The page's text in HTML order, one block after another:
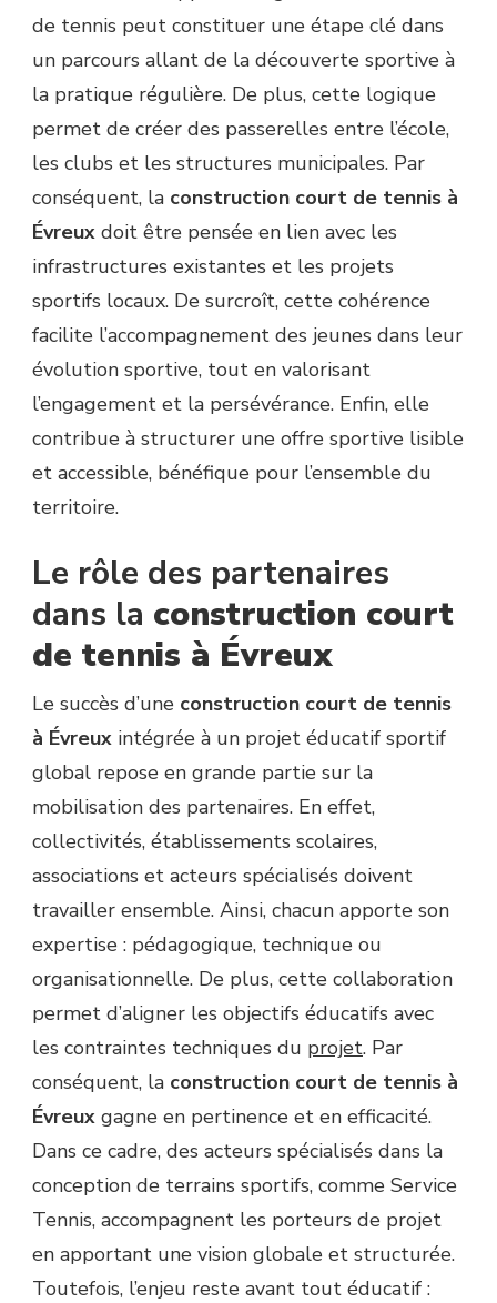
de tennis peut constituer une étape clé dans
un parcours allant de la découverte sportive à
la pratique régulière. De plus, cette logique
permet de créer des passerelles entre l’école,
les clubs et les structures municipales. Par
conséquent, la construction court de tennis à
Évreux doit être pensée en lien avec les
infrastructures existantes et les projets
sportifs locaux. De surcroît, cette cohérence
facilite l’accompagnement des jeunes dans leur
évolution sportive, tout en valorisant
l’engagement et la persévérance. Enfin, elle
contribue à structurer une offre sportive lisible
et accessible, bénéfique pour l’ensemble du
territoire.
Le rôle des partenaires
dans la construction court
de tennis à Évreux
Le succès d’une construction court de tennis
à Évreux intégrée à un projet éducatif sportif
global repose en grande partie sur la
mobilisation des partenaires. En effet,
collectivités, établissements scolaires,
associations et acteurs spécialisés doivent
travailler ensemble. Ainsi, chacun apporte son
expertise : pédagogique, technique ou
organisationnelle. De plus, cette collaboration
permet d’aligner les objectifs éducatifs avec
les contraintes techniques du projet. Par
conséquent, la construction court de tennis à
Évreux gagne en pertinence et en efficacité.
Dans ce cadre, des acteurs spécialisés dans la
conception de terrains sportifs, comme Service
Tennis, accompagnent les porteurs de projet
en apportant une vision globale et structurée.
Toutefois, l’enjeu reste avant tout éducatif :